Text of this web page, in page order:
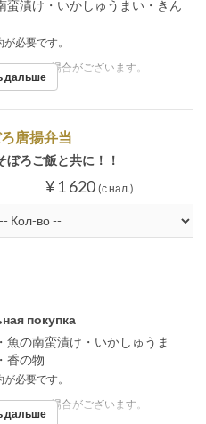
蛮漬け・いかしゅうまい・きん
必要です。
ただく場合がございます。
下さい。。
дальше
唐揚弁当
ろご飯と共に！！
¥ 1 620 (с нал.)
покупка
の南蛮漬け・いかしゅうま
香の物
必要です。
ただく場合がございます。
下さい。
дальше